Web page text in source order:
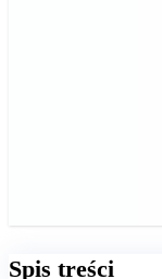
Spis treści